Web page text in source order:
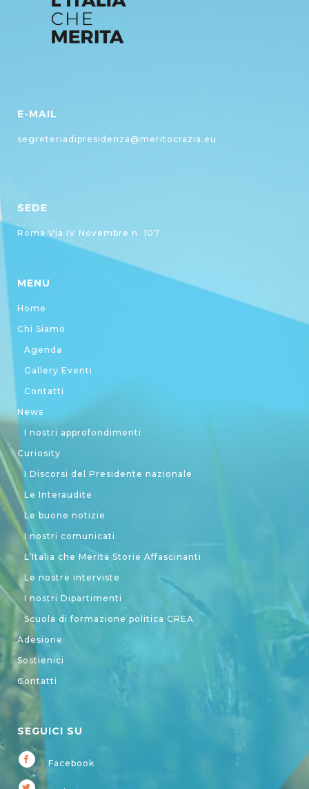
E-MAIL
segreteriadipresidenza@meritocrazia.eu
SEDE
Roma Via IV Novembre n. 107
MENU
Home
Chi Siamo
Agenda
Gallery Eventi
Contatti
News
I nostri approfondimenti
Curiosity
I Discorsi del Presidente nazionale
Le Interaudite
Le buone notizie
I nostri comunicati
L’Italia che Merita Storie Affascinanti
Le nostre interviste
I nostri Dipartimenti
Scuola di formazione politica CREA
Adesione
Sostienici
Contatti
SEGUICI SU
Facebook